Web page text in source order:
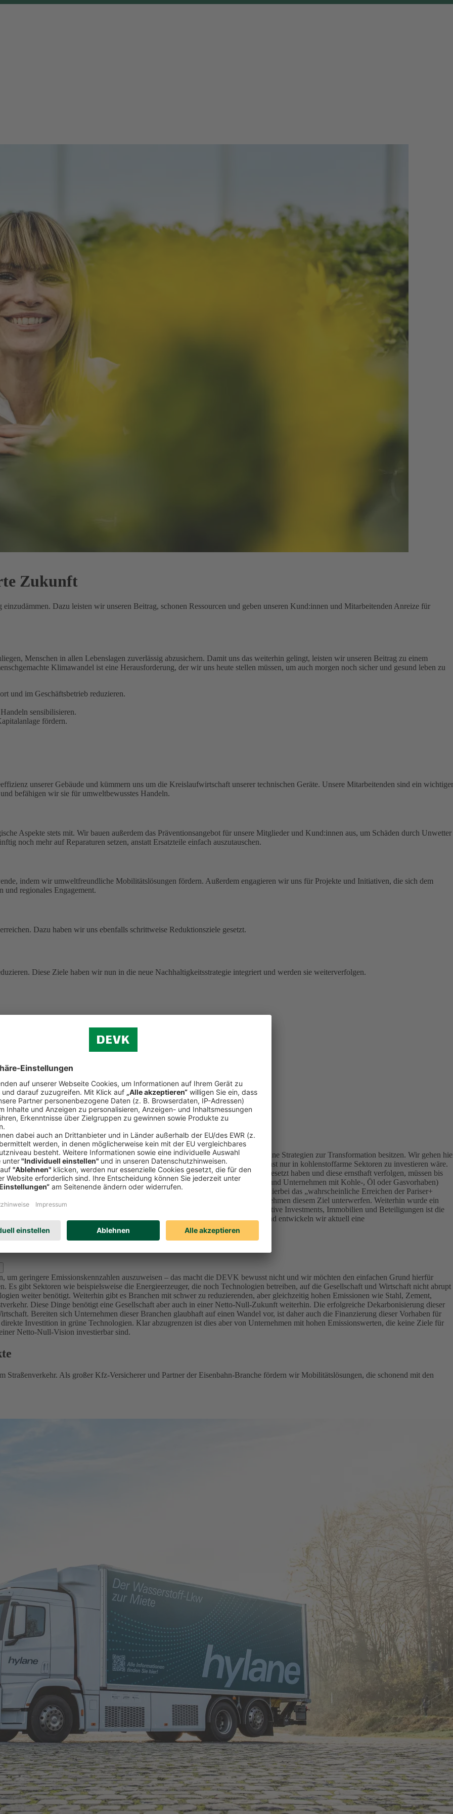
Zukunft
Dazu leisten wir unseren Beitrag, schonen Ressourcen und geben unseren Kund:innen und Mitarbeitenden Anreize für
Menschen in allen Lebenslagen zuverlässig abzusichern. Damit uns das weiterhin gelingt, leisten wir unseren Beitrag zu einem
Klimawandel ist eine Herausforderung, der wir uns heute stellen müssen, um auch morgen noch sicher und gesund leben zu
und im Geschäftsbetrieb reduzieren.
sensibilisieren.
fördern.
unserer Gebäude und kümmern uns um die Kreislaufwirtschaft unserer technischen Geräte. Unsere Mitarbeitenden sind ein wichtiger
befähigen wir sie für umweltbewusstes Handeln.
Aspekte stets mit. Wir bauen außerdem das Präventionsangebot für unsere Mitglieder und Kund:innen aus, um Schäden durch Unwetter
noch mehr auf Reparaturen setzen, anstatt Ersatzteile einfach auszutauschen.
indem wir umweltfreundliche Mobilitätslösungen fördern. Außerdem engagieren wir uns für Projekte und Initiativen, die sich dem
und regionales Engagement.
Dazu haben wir uns ebenfalls schrittweise Reduktionsziele gesetzt.
Diese Ziele haben wir nun in die neue Nachhaltigkeitsstrategie integriert und werden sie weiterverfolgen.
Pandemie-Effekte.
in Unternehmen (Aktien und Unternehmensanleihen) reduziert, die keine Strategien zur Transformation besitzen. Wir gehen
bewerten und nicht nur Emissionswerte zu betrachten, da in der Konsequenz sonst nur in kohlenstoffarme Sektoren zu investieren wäre.
sich ambitionierte Ziele im Einklang mit den internationalen Klimazielen gesetzt haben und diese ernsthaft verfolgen, müssen bis
Unternehmen bzw. Projekte (u.a. Sektoren Utilities, Materials, Energy und Unternehmen mit Kohle-, Öl oder Gasvorhaben)
an die Ziele – die von der Ratingagentur ISS ESG überprüft werden – ist hierbei das „wahrscheinliche Erreichen der Pariser+
dieses Portfolio der DEVK bis 2050 festgelegt, da sich alle investierten Unternehmen diesem Ziel unterwerfen. Weiterhin wurde ein
bis 2040 in den Kapitalanlagen festgelegt.
Für die Assetklassen Alternative Investments, Immobilien und Beteiligungen ist die
der wir uns in den nächsten Jahren stellen. Für den Immobiliendirektbestand entwickeln wir aktuell eine
ausschließen?
um geringere Emissionskennzahlen auszuweisen – das macht die DEVK bewusst nicht und wir möchten den einfachen Grund hierfür
Es gibt Sektoren wie beispielsweise die Energieerzeuger, die noch Technologien betreiben, auf die Gesellschaft und Wirtschaft nicht abrupt
weiter benötigt. Weiterhin gibt es Branchen mit schwer zu reduzierenden, aber gleichzeitig hohen Emissionen wie Stahl, Zement,
Diese Dinge benötigt eine Gesellschaft aber auch in einer Netto-Null-Zukunft weiterhin. Die erfolgreiche Dekarbonisierung dieser
Bereiten sich Unternehmen dieser Branchen glaubhaft auf einen Wandel vor, ist daher auch die Finanzierung dieser Vorhaben für
Investition in grüne Technologien. Klar abzugrenzen ist dies aber von Unternehmen mit hohen Emissionswerten, die keine Ziele für
Netto-Null-Vision investierbar sind.
Straßenverkehr. Als großer Kfz-Versicherer und Partner der Eisenbahn-Branche fördern wir Mobilitätslösungen, die schonend mit den